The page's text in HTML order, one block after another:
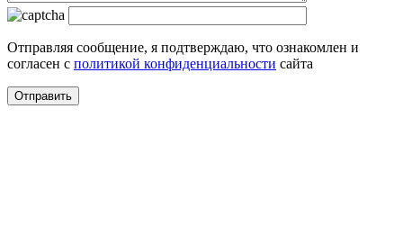
Отправляя сообщение, я подтверждаю, что ознакомлен и
согласен с политикой конфиденциальности сайта